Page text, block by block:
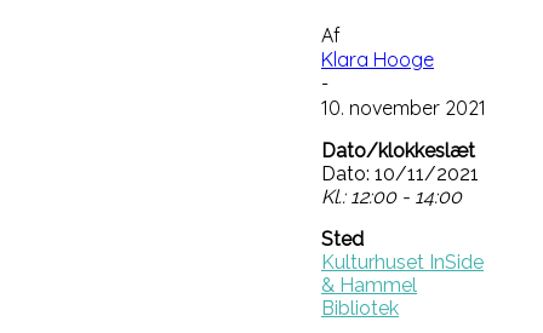
Af
Klara Hooge
-
10. november 2021
Dato/klokkeslæt
Dato: 10/11/2021
Kl.: 12:00 - 14:00
Sted
Kulturhuset InSide
& Hammel
Bibliotek